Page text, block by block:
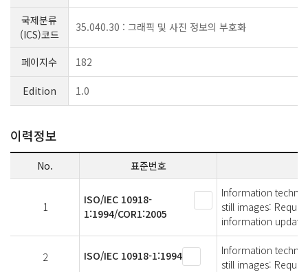
국제분류
(ICS)코드
35.040.30 : 그래픽 및 사진 정보의 부호화
페이지수 182
Edition 1.0
이력정보
No. 표준번호
1
ISO/IEC 10918-
1:1994/COR1:2005
Information
still images:
information update
2 ISO/IEC 10918-1:1994
Information
still images: